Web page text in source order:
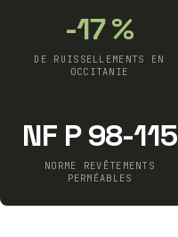
-17 %
DE RUISSELLEMENTS EN
OCCITANIE
NF P 98-115
NORME REVÊTEMENTS
PERMÉABLES